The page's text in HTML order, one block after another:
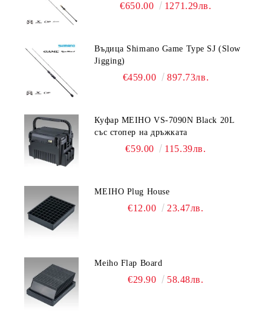
€650.00 1271.29лв.
Въдица Shimano Game Type SJ (Slow
Jigging)
€459.00 897.73лв.
Куфар MEIHO VS-7090N Black 20L
със стопер на дръжката
€59.00 115.39лв.
MEIHO Plug House
€12.00 23.47лв.
Meiho Flap Board
€29.90 58.48лв.